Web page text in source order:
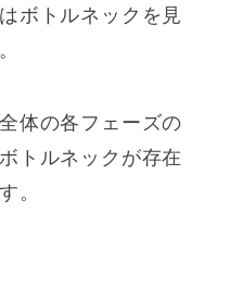
ボトルネックを見
体の各フェーズの
トルネックが存在
。